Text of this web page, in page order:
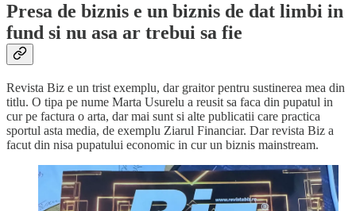
Presa de biznis e un biznis de dat limbi in
fund si nu asa ar trebui sa fie
Revista Biz e un trist exemplu, dar graitor pentru sustinerea mea din
titlu. O tipa pe nume Marta Usurelu a reusit sa faca din pupatul in
cur pe factura o arta, dar mai sunt si alte publicatii care practica
sportul asta media, de exemplu Ziarul Financiar. Dar revista Biz a
facut din nisa pupatului economic in cur un biznis mainstream.